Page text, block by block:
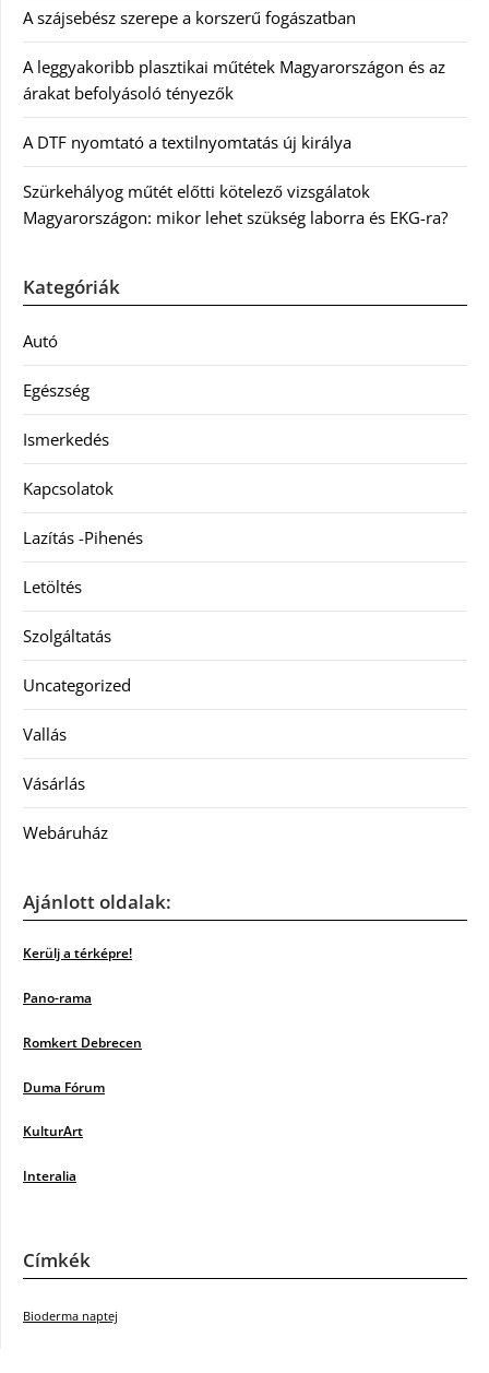
A szájsebész szerepe a korszerű fogászatban
A leggyakoribb plasztikai műtétek Magyarországon és az
árakat befolyásoló tényezők
A DTF nyomtató a textilnyomtatás új királya
Szürkehályog műtét előtti kötelező vizsgálatok
Magyarországon: mikor lehet szükség laborra és EKG-ra?
Kategóriák
Autó
Egészség
Ismerkedés
Kapcsolatok
Lazítás -Pihenés
Letöltés
Szolgáltatás
Uncategorized
Vallás
Vásárlás
Webáruház
Ajánlott oldalak:
Kerülj a térképre!
Pano-rama
Romkert Debrecen
Duma Fórum
KulturArt
Interalia
Címkék
Bioderma naptej